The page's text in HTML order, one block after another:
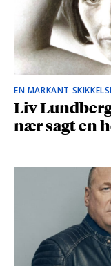
EN MARKANT
Liv
nær sagt en